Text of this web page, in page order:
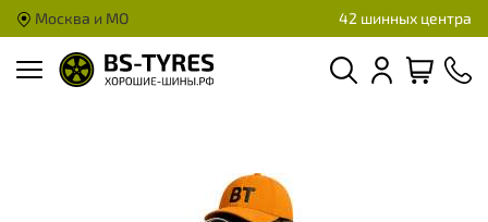
Москва и МО 42 шинных центра